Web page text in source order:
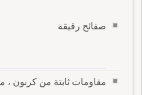
صفائح رقيقة
مقاومات ثابتة من كربون ،